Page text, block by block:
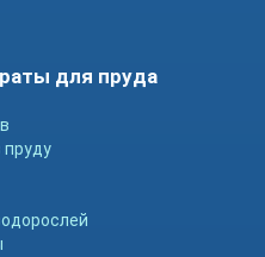
для пруда
пруду